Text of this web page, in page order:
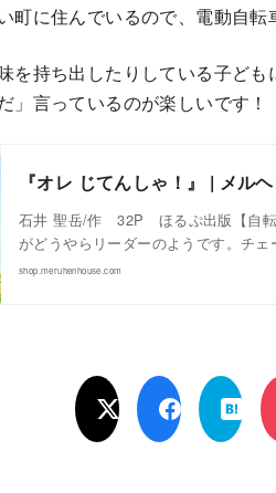
町に住んでいるので、電動自転
を持ち出したりしている子ど
」言っているのが楽しいです！
『オレ じてんしゃ！』 | メル
石井 聖岳/作 32P ほるぷ出版【自転
がどうやらリーダーのようです。チ
shop.meruhenhouse.com